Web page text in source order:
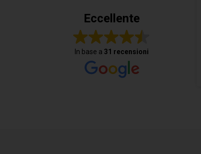
Eccellente
In base a 31 recensioni